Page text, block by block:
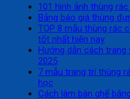
101 hình ảnh thùng
Bảng báo giá thùng
TOP 8 mẫu thùng rác
tốt nhất hiện nay
Hướng dẫn cách
2025
7 mẫu trang trí thùng
học
Cách làm bàn ghế